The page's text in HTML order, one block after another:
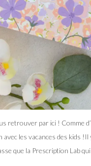
retrouver par ici ! Comme
les vacances des kids
que la Prescription Lab